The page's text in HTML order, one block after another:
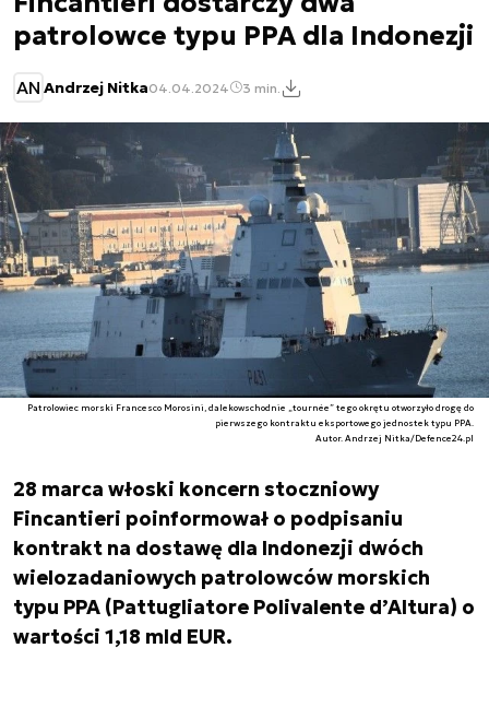
patrolowce typu PPA dla Indonezji
AN Andrzej Nitka04.04.2024 3 min.
Patrolowiec morski Francesco Morosini, dalekowschodnie „tournée” tego okrętu otworzyło drogę do
pierwszego kontraktu eksportowego jednostek typu PPA.
Autor. Andrzej Nitka/Defence24.pl
28 marca włoski koncern stoczniowy
Fincantieri poinformował o podpisaniu
kontrakt na dostawę dla Indonezji dwóch
wielozadaniowych patrolowców morskich
typu PPA (Pattugliatore Polivalente d’Altura) o
wartości 1,18 mld EUR.